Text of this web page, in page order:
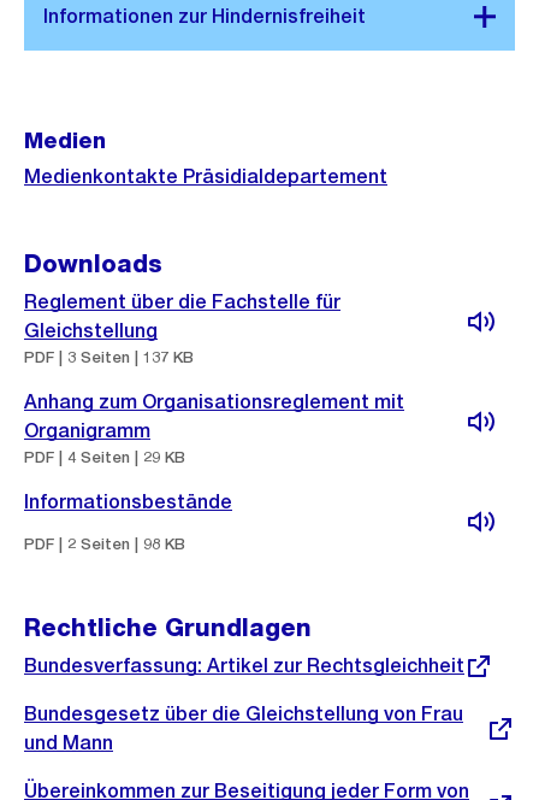
Medien
Medienkontakte Präsidialdepartement
Downloads
Reglement über die Fachstelle für
Gleichstellung
PDF | 3 Seiten | 137 KB
Anhang zum Organisationsreglement mit
Organigramm
PDF | 4 Seiten | 29 KB
Informationsbestände
PDF | 2 Seiten | 98 KB
Rechtliche Grundlagen
Externer
Bundesverfassung: Artikel zur Rechtsgleichheit
Externer
Link:
Bundesgesetz über die Gleichstellung von Frau
und Mann
Externer
Übereinkommen zur Beseitigung jeder Form von